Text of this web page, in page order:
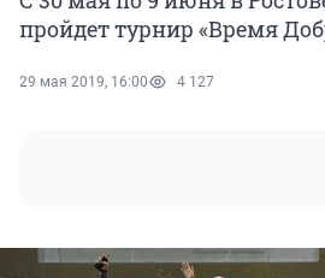
пройдет турнир «Время
29 мая 2019, 16:00 4 127